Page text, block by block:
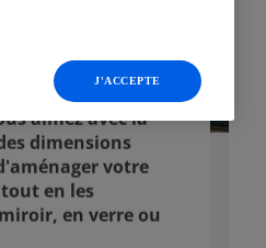
aimez avec la
dimensions
votre
en les
en verre ou
J'ACCEPTE